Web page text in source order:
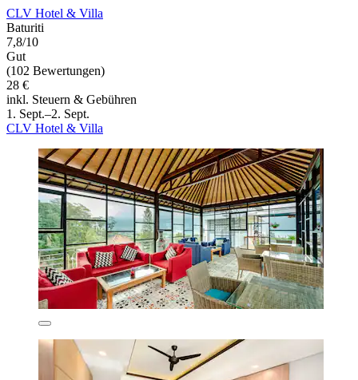
CLV Hotel & Villa
Baturiti
7,8/10
Gut
(102 Bewertungen)
28 €
inkl. Steuern & Gebühren
1. Sept.–2. Sept.
CLV Hotel & Villa